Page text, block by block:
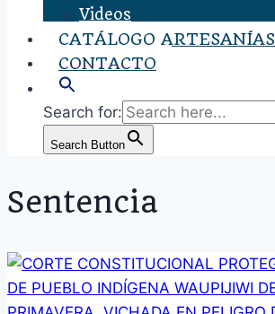
Videos
CATÁLOGO ARTESANÍAS
CONTACTO
Search for:
Search Button
Sentencia